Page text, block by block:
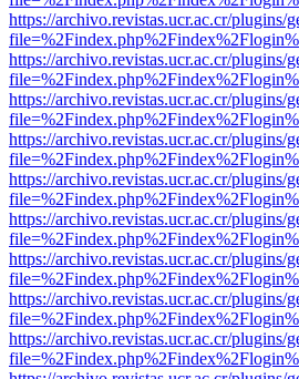
https://archivo.revistas.ucr.ac.cr/
https://archivo.revistas.ucr.ac.cr/
https://archivo.revistas.ucr.ac.cr/
https://archivo.revistas.ucr.ac.cr/
https://archivo.revistas.ucr.ac.cr/
https://archivo.revistas.ucr.ac.cr/
https://archivo.revistas.ucr.ac.cr/
https://archivo.revistas.ucr.ac.cr/
https://archivo.revistas.ucr.ac.cr/